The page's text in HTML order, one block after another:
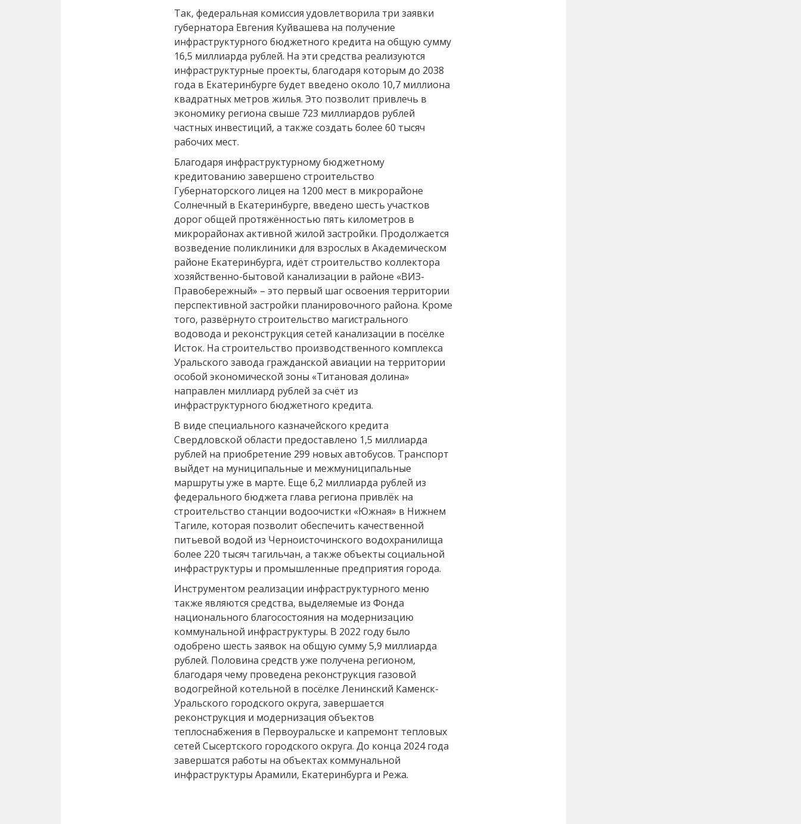
Так, федеральная комиссия удовлетворила три заявки
губернатора Евгения Куйвашева на получение
инфраструктурного бюджетного кредита на общую сумму
16,5 миллиарда рублей. На эти средства реализуются
инфраструктурные проекты, благодаря которым до 2038
года в Екатеринбурге будет введено около 10,7 миллиона
квадратных метров жилья. Это позволит привлечь в
экономику региона свыше 723 миллиардов рублей
частных инвестиций, а также создать более 60 тысяч
рабочих мест.
Благодаря инфраструктурному бюджетному
кредитованию завершено строительство
Губернаторского лицея на 1200 мест в микрорайоне
Солнечный в Екатеринбурге, введено шесть участков
дорог общей протяжённостью пять километров в
микрорайонах активной жилой застройки. Продолжается
возведение поликлиники для взрослых в Академическом
районе Екатеринбурга, идёт строительство коллектора
хозяйственно-бытовой канализации в районе «ВИЗ-
Правобережный» – это первый шаг освоения территории
перспективной застройки планировочного района. Кроме
того, развёрнуто строительство магистрального
водовода и реконструкция сетей канализации в посёлке
Исток. На строительство производственного комплекса
Уральского завода гражданской авиации на территории
особой экономической зоны «Титановая долина»
направлен миллиард рублей за счёт из
инфраструктурного бюджетного кредита.
В виде специального казначейского кредита
Свердловской области предоставлено 1,5 миллиарда
рублей на приобретение 299 новых автобусов. Транспорт
выйдет на муниципальные и межмуниципальные
маршруты уже в марте. Еще 6,2 миллиарда рублей из
федерального бюджета глава региона привлёк на
строительство станции водоочистки «Южная» в Нижнем
Тагиле, которая позволит обеспечить качественной
питьевой водой из Черноисточинского водохранилища
более 220 тысяч тагильчан, а также объекты социальной
инфраструктуры и промышленные предприятия города.
Инструментом реализации инфраструктурного меню
также являются средства, выделяемые из Фонда
национального благосостояния на модернизацию
коммунальной инфраструктуры. В 2022 году было
одобрено шесть заявок на общую сумму 5,9 миллиарда
рублей. Половина средств уже получена регионом,
благодаря чему проведена реконструкция газовой
водогрейной котельной в посёлке Ленинский Каменск-
Уральского городского округа, завершается
реконструкция и модернизация объектов
теплоснабжения в Первоуральске и капремонт тепловых
сетей Сысертского городского округа. До конца 2024 года
завершатся работы на объектах коммунальной
инфраструктуры Арамили, Екатеринбурга и Режа.